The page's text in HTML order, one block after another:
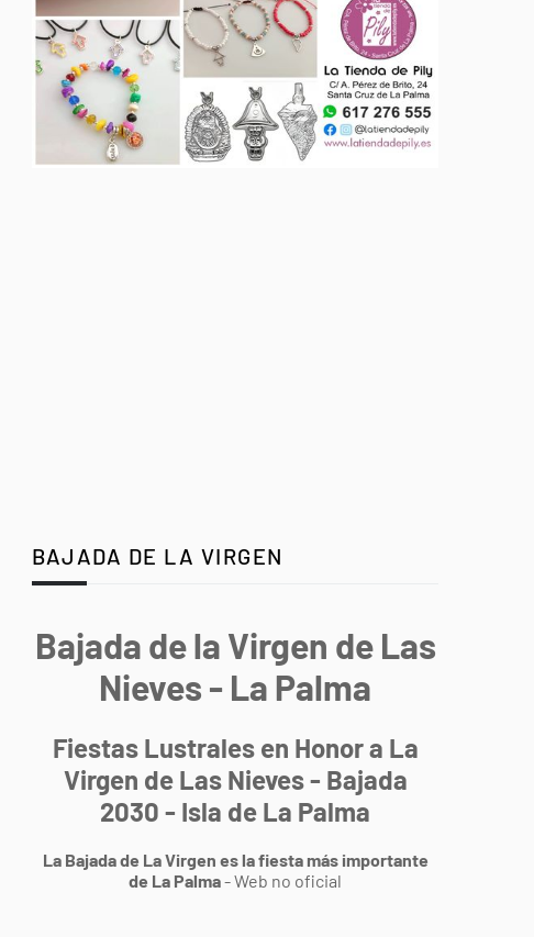
BAJADA DE LA VIRGEN
Bajada de la Virgen de Las
Nieves - La Palma
Fiestas Lustrales en Honor a La
Virgen de Las Nieves - Bajada
2030 - Isla de La Palma
La Bajada de La Virgen es la fiesta más importante
de La Palma- Web no oficial